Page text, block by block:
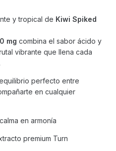
y tropical de Kiwi Spiked
mg combina el sabor ácido y
vibrante que llena cada
perfecto entre
en cualquier
en armonía
premium Turn